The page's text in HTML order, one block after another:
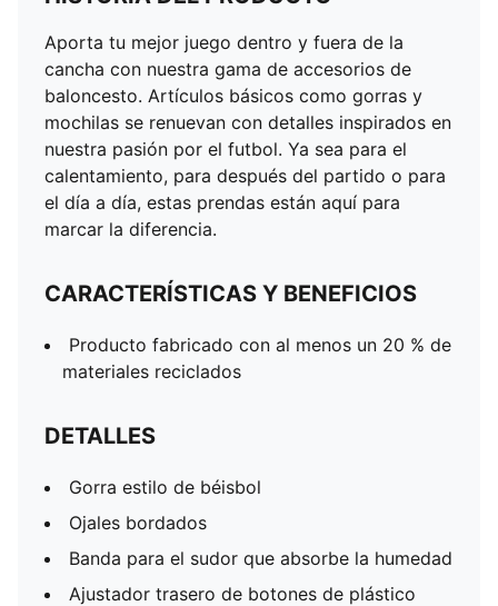
Aporta tu mejor juego dentro y fuera de la
cancha con nuestra gama de accesorios de
baloncesto. Artículos básicos como gorras y
mochilas se renuevan con detalles inspirados en
nuestra pasión por el futbol. Ya sea para el
calentamiento, para después del partido o para
el día a día, estas prendas están aquí para
marcar la diferencia.
CARACTERÍSTICAS Y BENEFICIOS
Producto fabricado con al menos un 20 % de
materiales reciclados
DETALLES
Gorra estilo de béisbol
Ojales bordados
Banda para el sudor que absorbe la humedad
Ajustador trasero de botones de plástico